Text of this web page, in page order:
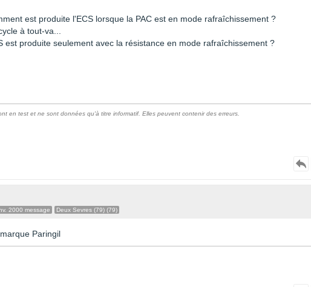
est produite l'ECS lorsque la PAC est en mode rafraîchissement ?
à tout-va...
est produite seulement avec la résistance en mode rafraîchissement ?
en test et ne sont données qu'à titre informatif. Elles peuvent contenir des erreurs.
2000 message Deux Sevres (79) (79)
Paringil